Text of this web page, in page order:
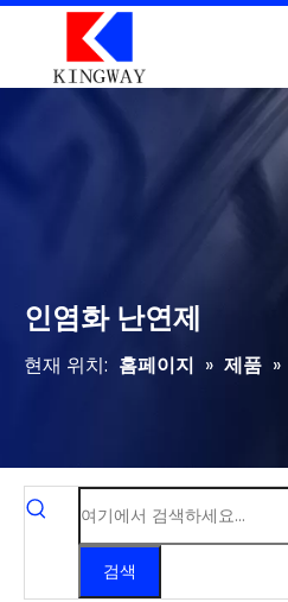
인염화 난연제
현재 위치: 홈페이지 » 제품 »
검색